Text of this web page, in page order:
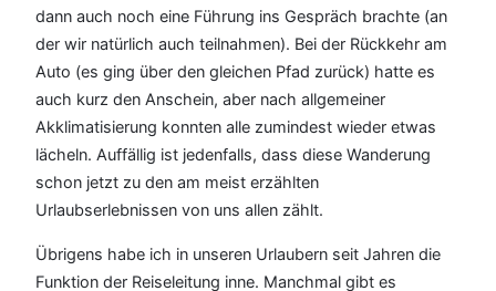
dann auch noch eine Führung ins Gespräch brachte (an
der wir natürlich auch teilnahmen). Bei der Rückkehr am
Auto (es ging über den gleichen Pfad zurück) hatte es
auch kurz den Anschein, aber nach allgemeiner
Akklimatisierung konnten alle zumindest wieder etwas
lächeln. Auffällig ist jedenfalls, dass diese Wanderung
schon jetzt zu den am meist erzählten
Urlaubserlebnissen von uns allen zählt.
Übrigens habe ich in unseren Urlaubern seit Jahren die
Funktion der Reiseleitung inne. Manchmal gibt es